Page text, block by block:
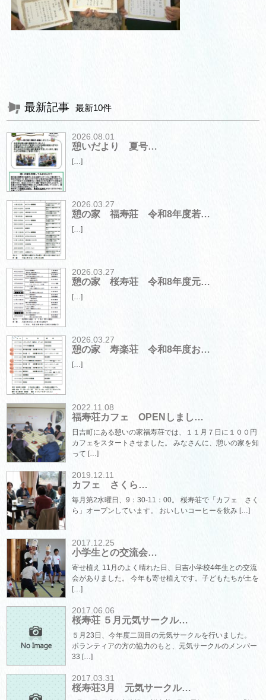
最新記事 最新10件
2026.08.01
憩いだより 夏号…
[…]
2026.03.27
憩の家 福寿莊 令和8年度若…
[…]
2026.03.27
憩の家 桜寿荘 令和8年度元…
[…]
2026.03.27
憩の家 寿楽荘 令和8年度お…
[…]
2022.11.08
福寿荘カフェ OPENしまし…
日吉町にある憩いの家福寿荘では、１１月７日に１００円
カフェをスタートさせました。 みなさんに、憩いの家を知
って […]
2019.12.11
カフェ さくら…
毎月第2水曜日、9：30-11：00。 桜寿荘で「カフェ さく
ら」オープンしています。 おいしいコーヒーを飲み […]
2017.12.25
小学生との交流会…
寄せ植え 11月のよく晴れた日、日吉小学校4年生との交流
会がありました。 今年も寄せ植えです。子どもたちが土を
[…]
2017.06.06
桜寿荘 ５月元気サークル…
５月23日、今年度二回目の元気サークルを行いました。
ボランティアの方の協力のもと、元気サークルのメンバー
33 […]
2017.03.31
桜寿荘3月 元気サークル…